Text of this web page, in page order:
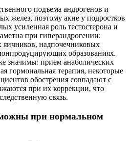
подъема андрогенов и
желез, поэтому акне у подростков
усиленная роль тестостерона и
при гиперандрогении:
надпочечниковых
образованиях.
значимы: прием анаболических
гормональная терапия, некоторые
обострения совпадают с
при их коррекции, что
связь.
при нормальном